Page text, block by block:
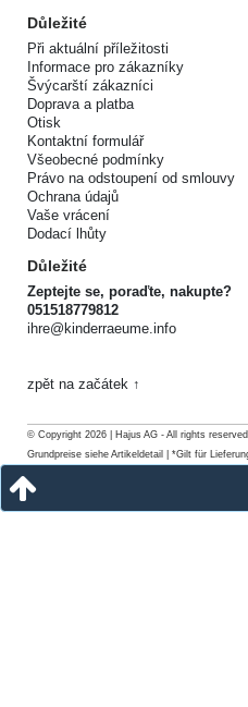
Důležité
Při aktuální příležitosti
Informace pro zákazníky
Švýcarští zákazníci
Doprava a platba
Otisk
Kontaktní formulář
Všeobecné podmínky
Právo na odstoupení od smlouvy
Ochrana údajů
Vaše vrácení
Dodací lhůty
Důležité
Zeptejte se, poraďte, nakupte?
051518779812
ihre@kinderraeume.info
zpět na začátek ↑
© Copyright 2026 | Hajus AG - All rights
Grundpreise siehe Artikeldetail | *Gilt für